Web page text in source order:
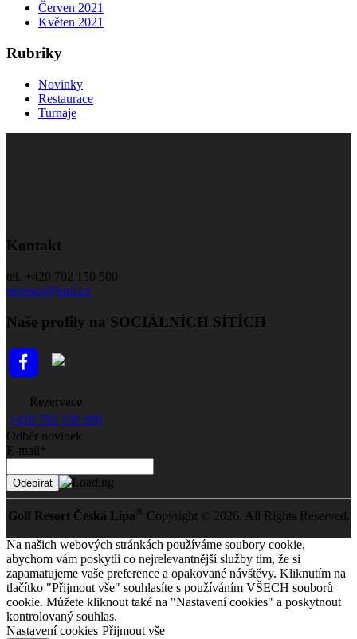
Červen 2021
Květen 2021
Rubriky
Novinky
Restaurace
Turnaje
Kontakt
tel. +420 702 150 500
recepce@grcl.cz
Naše profily na SOCIÁLNÍCH SÍTÍCH
Rezervace
+420 702 150 500
Odběr novinek
E-mail*
Golf Resort Česká Lípa ® Copyright © 2026. All Rights Reserved.
Na našich webových stránkách používáme soubory cookie,
abychom vám poskytli co nejrelevantnější služby tím, že si
zapamatujeme vaše preference a opakované návštěvy. Kliknutím na
tlačítko "Přijmout vše" souhlasíte s používáním VŠECH souborů
cookie. Můžete kliknout také na "Nastavení cookies" a poskytnout
kontrolovaný souhlas.
Nastavení cookies Přijmout vše